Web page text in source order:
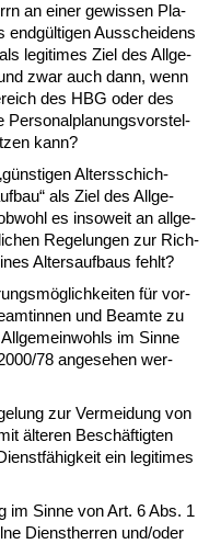
an ei­ner ge­wis­sen Pla­
endgülti­gen Aus­schei­dens
le­gi­ti­mes Ziel des All­ge­
zwar auch dann, wenn
des HBG oder des
Per­so­nal­pla­nungs­vor­stel­
kann?
Al­ters­schich­
als Ziel des All­ge­
es in­so­weit an all­ge­
Re­ge­lun­gen zur Rich­
Al­ters­auf­baus fehlt?
für vor­
und Be­am­te zu
im Sin­ne
78 an­ge­se­hen wer­
zur Ver­mei­dung von
älte­ren Beschäftig­ten
ein le­gi­ti­mes
im Sin­ne von Art. 6 Abs. 1
Dienst­her­ren und/oder